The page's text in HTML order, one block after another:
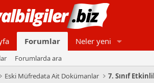
Forumlar Neler yeni
Forumlarda ara
Eski Müfredata Ait Dokümanlar 7. Sınıf